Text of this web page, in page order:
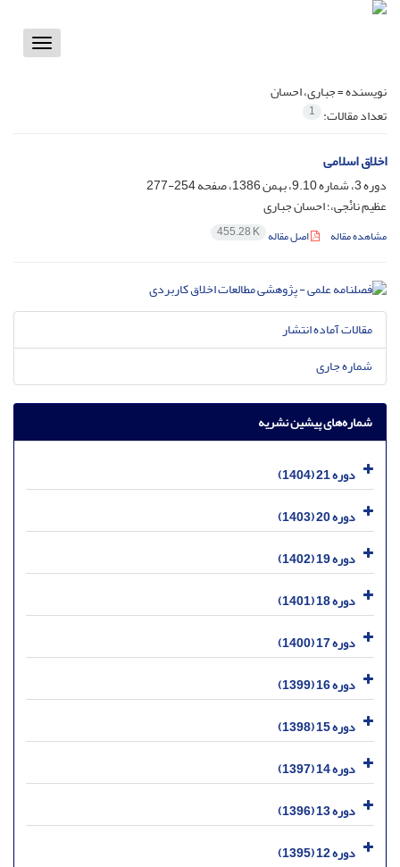
Toggle
نویسنده =جباری، احسان
تعداد مقالات: 1
اخلاق اسلامی
دوره 3، شماره 9.10، بهمن 1386، صفحه
254-277
عظیم نانْجی،؛ احسان جباری
مشاهده مقاله اصل مقاله 455.28 K
مقالات آماده انتشار
شماره جاری
شماره‌های پیشین نشریه
دوره 21 (1404)
دوره 20 (1403)
دوره 19 (1402)
دوره 18 (1401)
دوره 17 (1400)
دوره 16 (1399)
دوره 15 (1398)
دوره 14 (1397)
دوره 13 (1396)
دوره 12 (1395)